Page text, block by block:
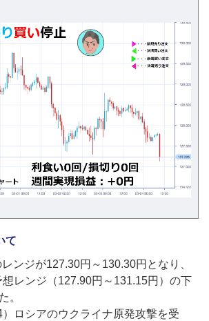
て
ンジが127.30円～130.30円となり、
レンジ（127.90円～131.15円）の下
。
）ロシアのウクライナ原発攻撃を受